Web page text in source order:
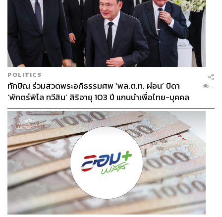
POLITICS
ทักษิณ ร่วมสวดพระอภิธรรมศพ ‘พล.ต.ท. ผ่อน’ บิดา
‘พักตร์พิไล ทวีสิน’ สิริอายุ 103 ปี แกนนำเพื่อไทย-บุคคล
หลากวงการร่วมอาลัย
...